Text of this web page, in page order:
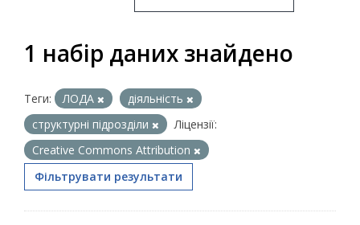
1 набір даних знайдено
Теги: ЛОДА
діяльність
структурні підрозділи
Ліцензії:
Creative Commons Attribution
Фільтрувати результати